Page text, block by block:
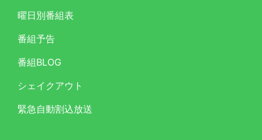
曜日別番組表
番組予告
番組BLOG
シェイクアウト
緊急自動割込放送